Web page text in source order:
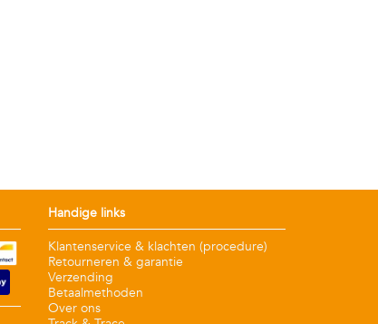
Handige links
Klantenservice & klachten (procedure)
Retourneren & garantie
Verzending
Betaalmethoden
Over ons